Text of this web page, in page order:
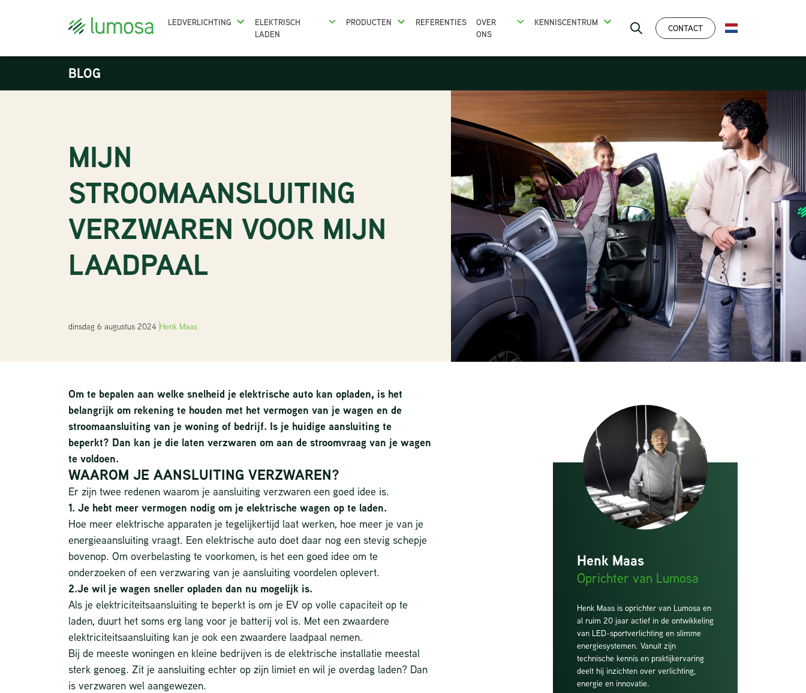
LEDVERLICHTING
ELEKTRISCH
LADEN
PRODUCTEN REFERENTIES
OVER
ONS
KENNISCENTRUM
CONTACT NEDERLANDS
BLOG
MIJN
STROOMAANSLUITING
VERZWAREN VOOR MIJN
LAADPAAL
dinsdag 6 augustus 2024 Henk Maas
Om te bepalen aan welke snelheid je elektrische auto kan opladen, is het
belangrijk om rekening te houden met het vermogen van je wagen en de
stroomaansluiting van je woning of bedrijf. Is je huidige aansluiting te
beperkt? Dan kan je die laten verzwaren om aan de stroomvraag van je wagen
te voldoen.
WAAROM JE AANSLUITING VERZWAREN?
Er zijn twee redenen waarom je aansluiting verzwaren een goed idee is.
1. Je hebt meer vermogen nodig om je elektrische wagen op te laden.
Hoe meer elektrische apparaten je tegelijkertijd laat werken, hoe meer je van je
energieaansluiting vraagt. Een elektrische auto doet daar nog een stevig schepje
bovenop. Om overbelasting te voorkomen, is het een goed idee om te
onderzoeken of een verzwaring van je aansluiting voordelen oplevert.
2.Je wil je wagen sneller opladen dan nu mogelijk is.
Als je elektriciteitsaansluiting te beperkt is om je EV op volle capaciteit op te
laden, duurt het soms erg lang voor je batterij vol is. Met een zwaardere
elektriciteitsaansluiting kan je ook een zwaardere laadpaal nemen.
Bij de meeste woningen en kleine bedrijven is de elektrische installatie meestal
sterk genoeg. Zit je aansluiting echter op zijn limiet en wil je overdag laden? Dan
is verzwaren wel aangewezen.
Henk Maas
Oprichter van Lumosa
Henk Maas is oprichter van Lumosa en
al ruim 20 jaar actief in de ontwikkeling
van LED-sportverlichting en slimme
energiesystemen. Vanuit zijn
technische kennis en praktijkervaring
deelt hij inzichten over verlichting,
energie en innovatie.